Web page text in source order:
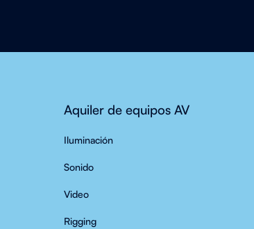
Aquiler de equipos AV
Iluminación
Sonido
Video
Rigging